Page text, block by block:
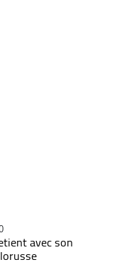
avec son